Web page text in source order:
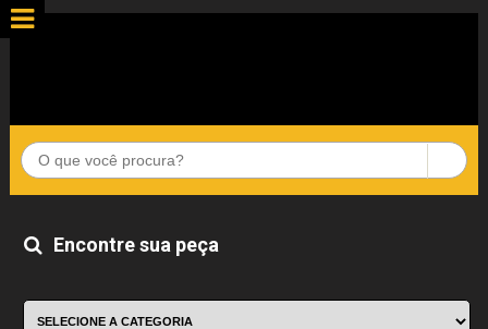
Encontre sua peça